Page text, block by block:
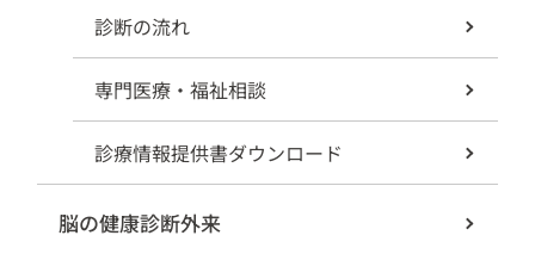
診断の流れ
専門医療・福祉相談
診療情報提供書ダウンロード
脳の健康診断外来